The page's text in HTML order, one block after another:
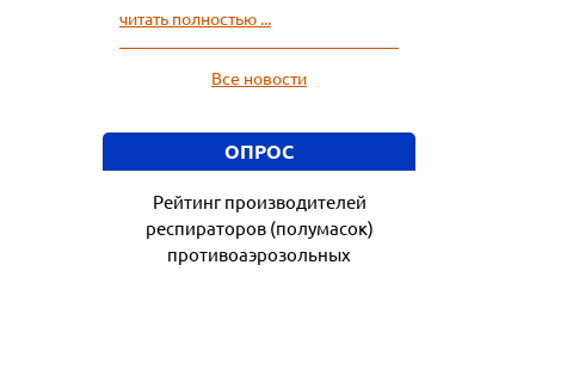
читать полностью ...
Все новости
ОПРОС
Рейтинг производителей
респираторов (полумасок)
противоаэрозольных